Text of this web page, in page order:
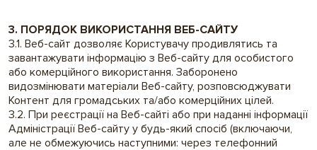
3. ПОРЯДОК ВИКОРИСТАННЯ ВЕБ-САЙТУ
3.1. Веб-сайт дозволяє Користувачу продивлятись та
завантажувати інформацію з Веб-сайту для особистого
або комерційного використання. Заборонено
видозмінювати матеріали Веб-сайту, розповсюджувати
Контент для громадських та/або комерційних цілей.
3.2. При реєстрації на Веб-сайті або при наданні інформації
Адміністрації Веб-сайту у будь-який спосіб (включаючи,
але не обмежуючись наступними: через телефонний